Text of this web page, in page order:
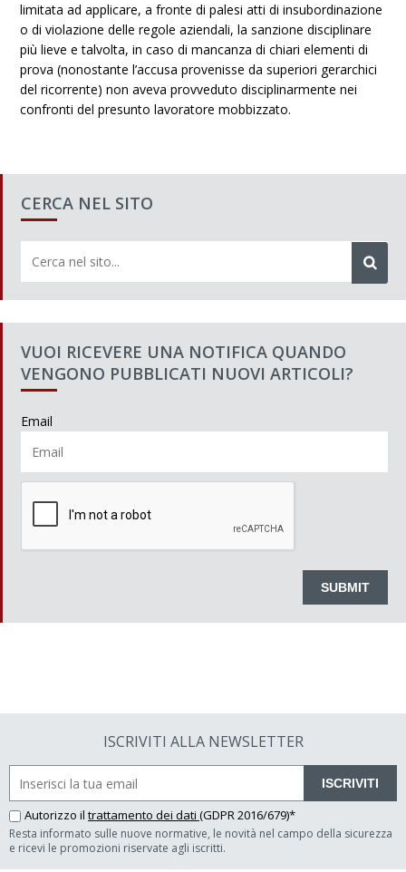
limitata ad applicare, a fronte di palesi atti di insubordinazione
o di violazione delle regole aziendali, la sanzione disciplinare
più lieve e talvolta, in caso di mancanza di chiari elementi di
prova (nonostante l’accusa provenisse da superiori gerarchici
del ricorrente) non aveva provveduto disciplinarmente nei
confronti del presunto lavoratore mobbizzato.
CERCA NEL SITO
VUOI RICEVERE UNA NOTIFICA QUANDO
VENGONO PUBBLICATI NUOVI ARTICOLI?
Email
ISCRIVITI ALLA NEWSLETTER
ISCRIVITI
Autorizzo il trattamento dei dati (GDPR 2016/679)*
Resta informato sulle nuove normative, le novità nel campo della sicurezza
e ricevi le promozioni riservate agli iscritti.